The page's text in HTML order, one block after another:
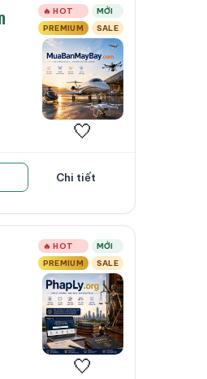
🔥 HOT
MỚI
PREMIUM
SALE
🤍
Chi tiết
🔥 HOT
MỚI
PREMIUM
SALE
🤍